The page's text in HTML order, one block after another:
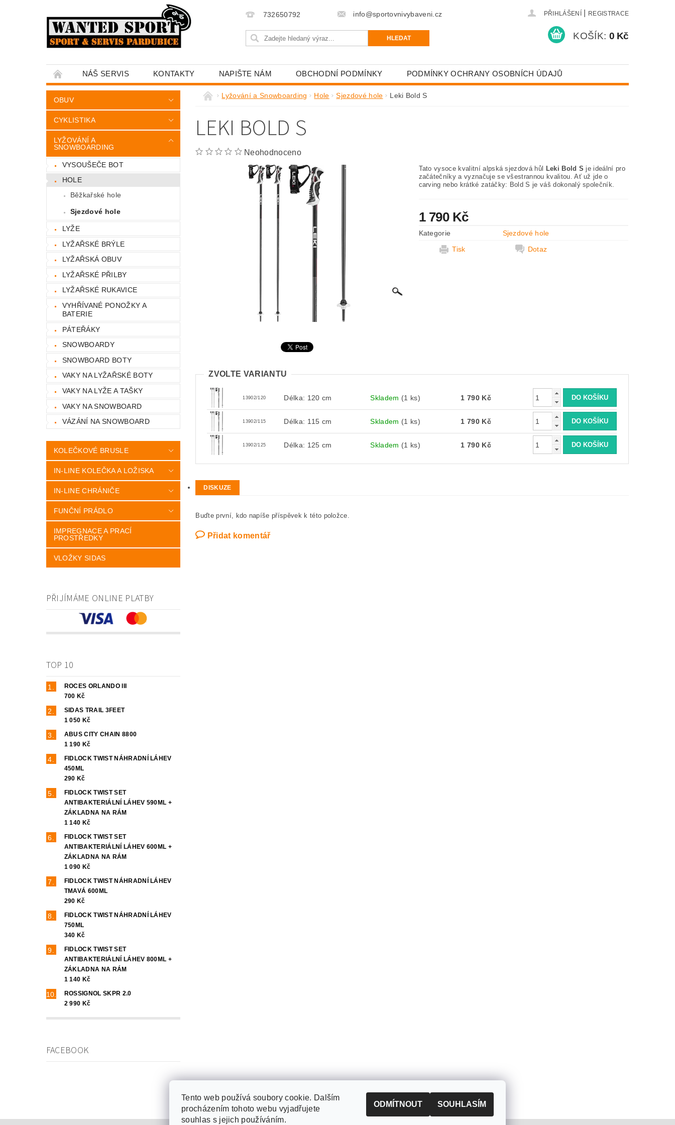
732650792 info@sportovnivybaveni.cz PŘIHLÁŠENÍ REGISTRACE
KOŠÍK: 0 Kč
NÁŠ SERVIS KONTAKTY NAPIŠTE NÁM OBCHODNÍ PODMÍNKY PODMÍNKY OCHRANY OSOBNÍCH ÚDAJŮ
OBUV
CYKLISTIKA
LYŽOVÁNÍ A
SNOWBOARDING
VYSOUŠEČE BOT
HOLE
Běžkařské hole
Sjezdové hole
LYŽE
LYŽAŘSKÉ BRÝLE
LYŽAŘSKÁ OBUV
LYŽAŘSKÉ PŘILBY
LYŽAŘSKÉ RUKAVICE
VYHŘÍVANÉ PONOŽKY A
BATERIE
PÁTEŘÁKY
SNOWBOARDY
SNOWBOARD BOTY
VAKY NA LYŽAŘSKÉ BOTY
VAKY NA LYŽE A TAŠKY
VAKY NA SNOWBOARD
VÁZÁNÍ NA SNOWBOARD
KOLEČKOVÉ BRUSLE
IN-LINE KOLEČKA A LOŽISKA
IN-LINE CHRÁNIČE
FUNČNÍ PRÁDLO
IMPREGNACE A PRACÍ
PROSTŘEDKY
VLOŽKY SIDAS
PŘIJÍMÁME ONLINE PLATBY
TOP 10
ROCES ORLANDO III
700 Kč
SIDAS TRAIL 3FEET
1 050 Kč
ABUS CITY CHAIN 8800
1 190 Kč
FIDLOCK TWIST NÁHRADNÍ LÁHEV
450ML
290 Kč
FIDLOCK TWIST SET
ANTIBAKTERIÁLNÍ LÁHEV 590ML +
ZÁKLADNA NA RÁM
1 140 Kč
FIDLOCK TWIST SET
ANTIBAKTERIÁLNÍ LÁHEV 600ML +
ZÁKLADNA NA RÁM
1 090 Kč
FIDLOCK TWIST NÁHRADNÍ LÁHEV
TMAVÁ 600ML
290 Kč
FIDLOCK TWIST NÁHRADNÍ LÁHEV
750ML
340 Kč
FIDLOCK TWIST SET
ANTIBAKTERIÁLNÍ LÁHEV 800ML +
ZÁKLADNA NA RÁM
1 140 Kč
ROSSIGNOL SKPR 2.0
2 990 Kč
FACEBOOK
Lyžování a Snowboarding Hole Sjezdové hole Leki Bold S
LEKI BOLD S
Neohodnoceno
Tato vysoce kvalitní alpská sjezdová hůl Leki Bold S je ideální pro
začátečníky a vyznačuje se všestrannou kvalitou. Ať už jde o
carving nebo krátké zatáčky: Bold S je váš dokonalý společník.
1 790 Kč
Kategorie
Sjezdové hole
Tisk
Dotaz
ZVOLTE VARIANTU
13902/120 Délka: 120 cm Skladem (1 ks) 1 790 Kč
13902/115 Délka: 115 cm Skladem (1 ks) 1 790 Kč
13902/125 Délka: 125 cm Skladem (1 ks) 1 790 Kč
DISKUZE
Buďte první, kdo napíše příspěvek k této položce.
Přidat komentář
Tento web používá soubory cookie. Dalším
procházením tohoto webu vyjadřujete
souhlas s jejich používáním.
ODMÍTNOUT SOUHLASÍM